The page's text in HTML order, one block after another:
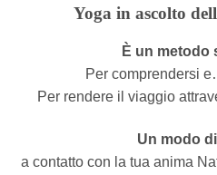
Yoga in ascolto
È un metodo
Per comprendersi
Per rendere il viaggio
Un modo
a contatto con la tua anima